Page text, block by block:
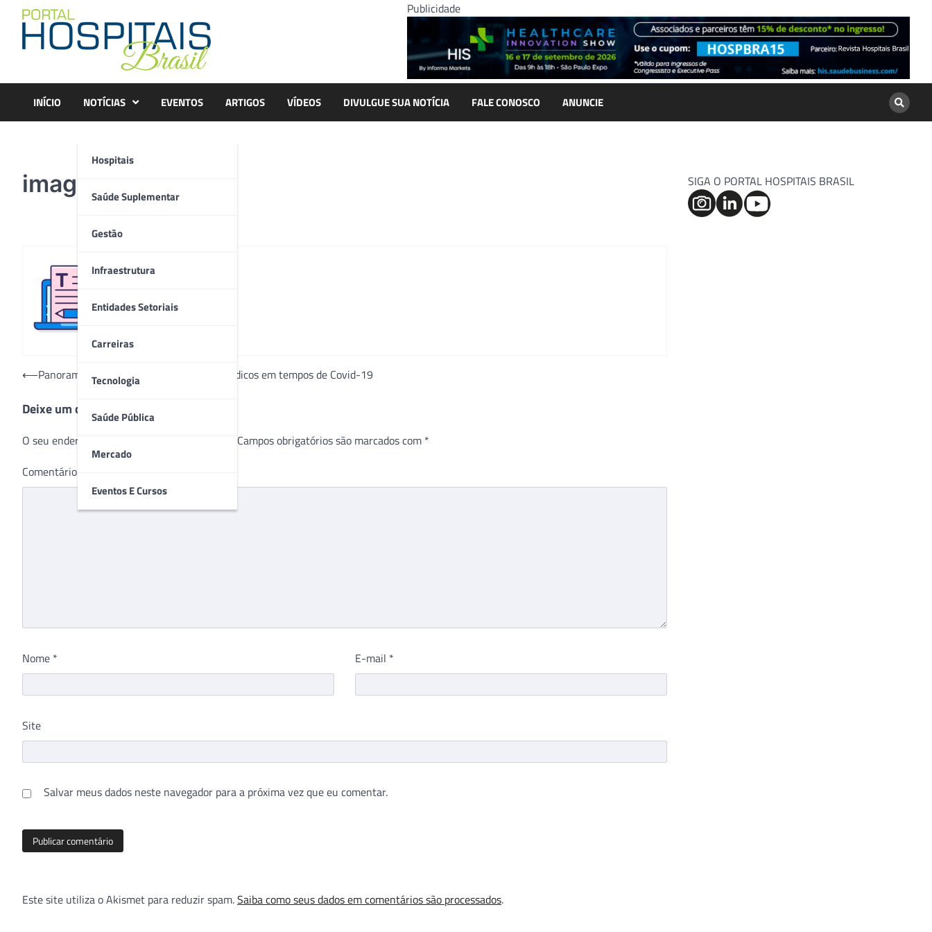
content
Publicidade
INÍCIO NOTÍCIAS
Hospitais
Saúde Suplementar
Gestão
Infraestrutura
Entidades Setoriais
Carreiras
Tecnologia
Saúde Pública
Mercado
Eventos E Cursos
EVENTOS ARTIGOS VÍDEOS DIVULGUE SUA NOTÍCIA FALE CONOSCO ANUNCIE
imagem
Navegação
Post
⟵Panorama da Indústria de Dispositivos Médicos em tempos de Covid-19
Deixe um comentário
O seu endereço de e-mail não será publicado. Campos obrigatórios são marcados com *
Comentário
Nome * E-mail *
Site
Salvar meus dados neste navegador para a próxima vez que eu comentar.
Este site utiliza o Akismet para reduzir spam.Saiba como seus dados em comentários são processados.
SIGA O PORTAL HOSPITAIS BRASIL